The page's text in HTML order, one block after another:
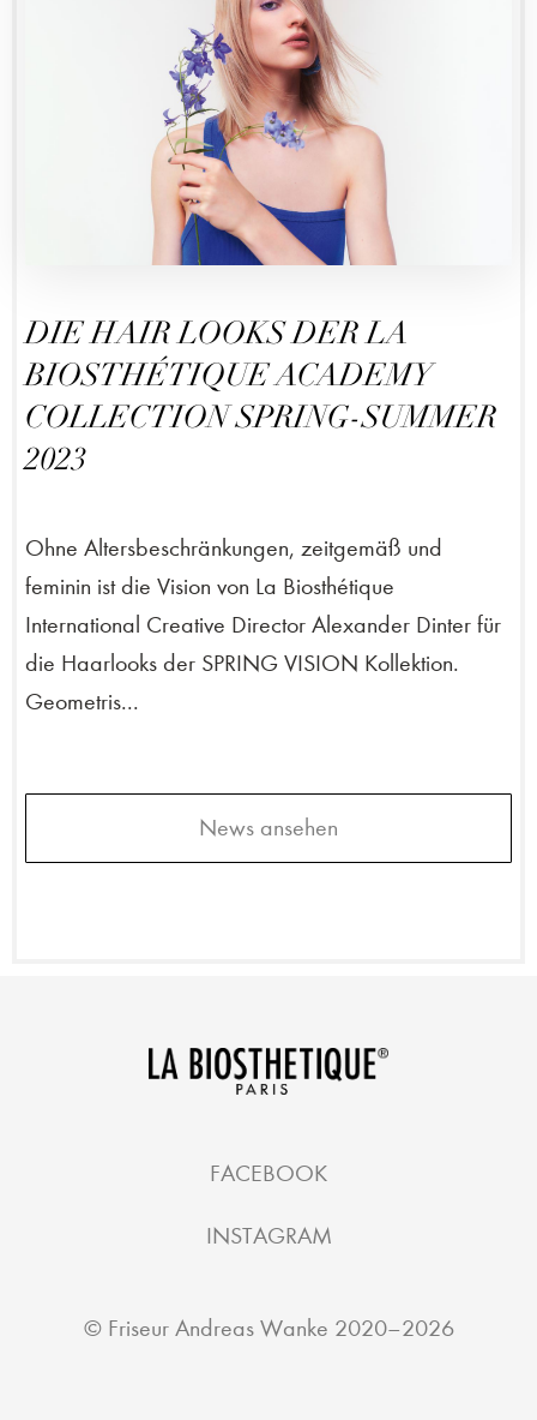
DIE HAIR LOOKS DER LA
BIOSTHÉTIQUE ACADEMY
COLLECTION SPRING-SUMMER
2023
Ohne Altersbeschränkungen, zeitgemäß und
feminin ist die Vision von La Biosthétique
International Creative Director Alexander Dinter für
die Haarlooks der SPRING VISION Kollektion.
Geometris...
News ansehen
© Friseur Andreas Wanke 2020–2026
FACEBOOK
INSTAGRAM